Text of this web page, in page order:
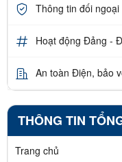
Thông tin đối ngoại
Hoạt động Đảng -
An toàn Điện, bảo
THÔNG TIN
Trang chủ